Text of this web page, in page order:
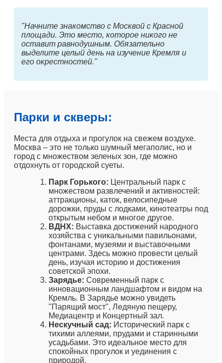
"Начните знакомство с Москвой с Красной
площади. Это место, которое никого не
оставит равнодушным. Обязательно
выделите целый день на изучение Кремля и
его окрестностей."
Парки и скверы:
Места для отдыха и прогулок на свежем воздухе.
Москва – это не только шумный мегаполис, но и
город с множеством зеленых зон, где можно
отдохнуть от городской суеты.
Парк Горького: Центральный парк с
множеством развлечений и активностей:
аттракционы, каток, велосипедные
дорожки, пруды с лодками, кинотеатры под
открытым небом и многое другое.
ВДНХ: Выставка достижений народного
хозяйства с уникальными павильонами,
фонтанами, музеями и выставочными
центрами. Здесь можно провести целый
день, изучая историю и достижения
советской эпохи.
Зарядье: Современный парк с
инновационным ландшафтом и видом на
Кремль. В Зарядье можно увидеть
"Парящий мост", Ледяную пещеру,
Медиацентр и Концертный зал.
Нескучный сад: Исторический парк с
тихими аллеями, прудами и старинными
усадьбами. Это идеальное место для
спокойных прогулок и уединения с
природой.